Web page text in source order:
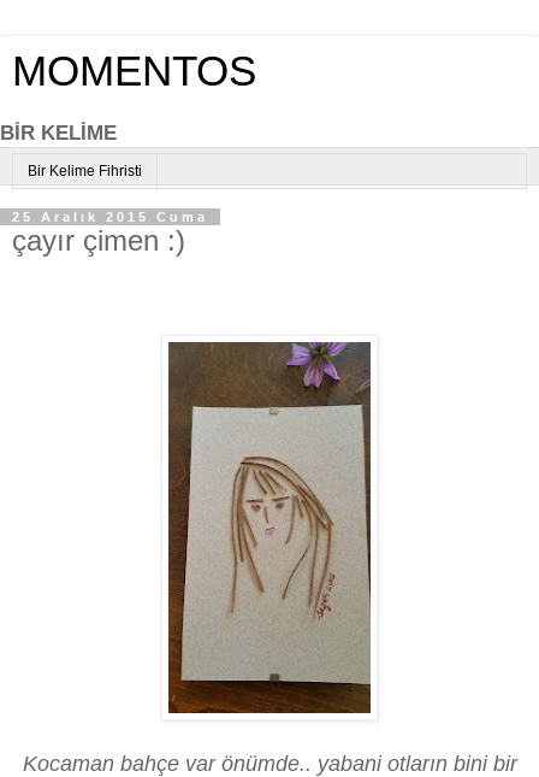
MOMENTOS
BİR KELİME
Bir Kelime Fihristi
25 Aralık 2015 Cuma
çayır çimen :)
Kocaman bahçe var önümde.. yabani otların bini bir